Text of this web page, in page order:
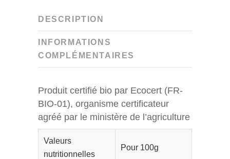
DESCRIPTION
INFORMATIONS
COMPLÉMENTAIRES
Produit certifié bio par Ecocert (FR-
BIO-01), organisme certificateur
agréé par le ministère de l’agriculture
Valeurs
nutritionnelles
Pour 100g